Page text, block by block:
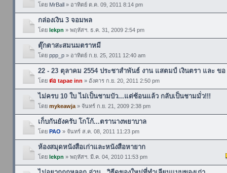
โดย MrBall» อาทิตย์ ต.ค. 09, 2011 8:14 pm
กล่องเงิน 3 จอมพล
โดย lekpn » พฤหัสฯ. ธ.ค. 31, 2009 2:54 pm
ตุ๊กตาสะสมนมตราหมี
โดย ppp_p» อาทิตย์ ก.ย. 25, 2011 12:40 am
22 - 23 ตุลาคม 2554 ประชาสำพันธ์ งาน แสตมป์ เงินตรา และ ขอ
โดย ต่อ tapae inn » อังคาร ก.ย. 20, 2011 2:50 pm
ไม่ครบ 10 ใบ ไม่เป็นชามบัว...แต่ซ้อนแล้ว กลับเป็นชามมั่ว!!!
โดย mykeawja» จันทร์ ก.ย. 21, 2009 2:38 pm
เก็บกันยังครับ โกโก้...ตรานางพยาบาล
โดย PAO » จันทร์ ส.ค. 08, 2011 11:23 pm
ห้องสมุดหนังสือเก่าและหนังสือหายาก
โดย lekpn » พฤหัสฯ. มี.ค. 04, 2010 11:53 pm